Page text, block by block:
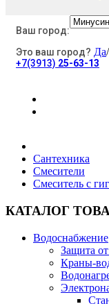
Электротовары
Строительные
Ваш город:
Это ваш город? Да
+7(3913) 25-63-13
Сантехника
Смесители
Смеситель с
КАТАЛОГ
Водоснабжение
Защита
Краны-